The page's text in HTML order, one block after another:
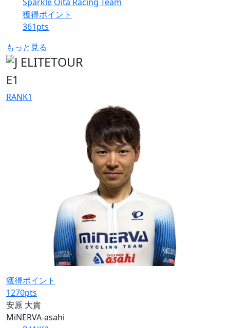
獲得ポイント
361pts
もっと見る
E1
RANK1
獲得ポイント
1270pts
安原 大貴
MiNERVA-asahi